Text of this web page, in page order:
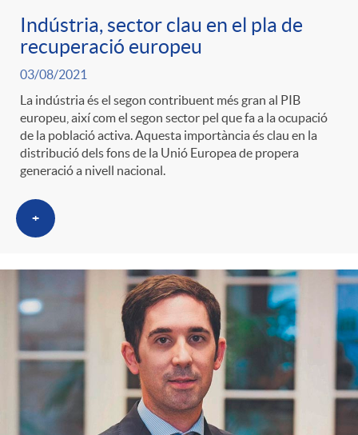
Indústria, sector clau en el pla de
recuperació europeu
03/08/2021
La indústria és el segon contribuent més gran al PIB
europeu, així com el segon sector pel que fa a la ocupació
de la població activa. Aquesta importància és clau en la
distribució dels fons de la Unió Europea de propera
generació a nivell nacional.
+